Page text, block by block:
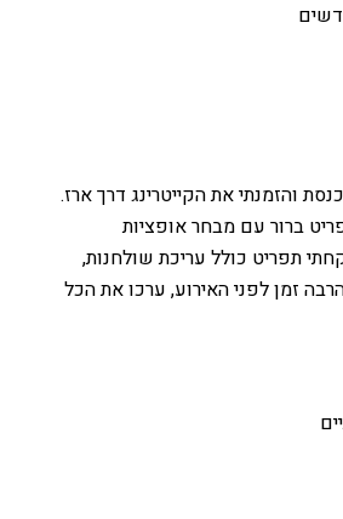
והזמנתי את הקייטרינג דרך ארז.
ברור עם מבחר אופציות
תפריט כולל עריכת שולחנות,
זמן לפני האירוע, ערכו את הכל